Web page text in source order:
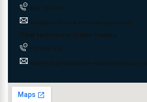
884 024 451
sklep@hurtownia-wentylacyjna.com.pl
Dział techniczny, dobór towaru
574 694 534
techniczny@hurtownia-wentylacyjna.com.pl